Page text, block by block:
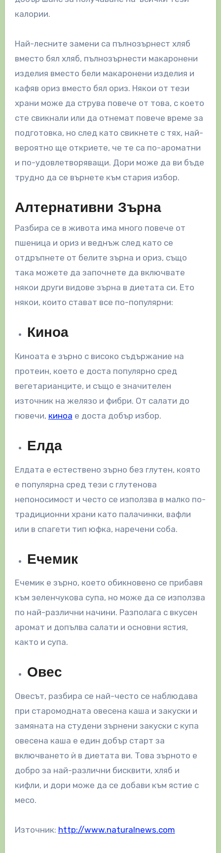
калории.
Най-лесните замени са пълнозърнест хляб
вместо бял хляб, пълнозърнести макаронени
изделия вместо бели макаронени изделия и
кафяв ориз вместо бял ориз. Някои от тези
храни може да струва повече от това, с което
сте свикнали или да отнемат повече време за
подготовка, но след като свикнете с тях, най-
вероятно ще откриете, че те са по-ароматни
и по-удовлетворяващи. Дори може да ви бъде
трудно да се върнете към стария избор.
Алтернативни Зърна
Разбира се в живота има много повече от
пшеница и ориз и веднъж след като се
отдръпнете от белите зърна и ориз, също
така можете да започнете да включвате
някои други видове зърна в диетата си. Ето
някои, които стават все по-популярни:
Киноа
Киноата е зърно с високо съдържание на
протеин, което е доста популярно сред
вегетарианците, и също е значителен
източник на желязо и фибри. От салати до
гювечи, киноа е доста добър избор.
Елда
Елдата е естествено зърно без глутен, която
е популярна сред тези с глутенова
непоносимост и често се използва в малко по-
традиционни храни като палачинки, вафли
или в спагети тип юфка, наречени соба.
Ечемик
Ечемик е зърно, което обикновено се прибавя
към зеленчукова супа, но може да се използва
по най-различни начини. Разполага с вкусен
аромат и допълва салати и основни ястия,
както и супа.
Овес
Овесът, разбира се най-често се наблюдава
при старомодната овесена каша и закуски и
замяната на студени зърнени закуски с купа
овесена каша е един добър старт за
включването ѝ в диетата ви. Това зърното е
добро за най-различни бисквити, хляб и
кифли, и дори може да се добави към ястие с
месо.
Източник: http://www.naturalnews.com